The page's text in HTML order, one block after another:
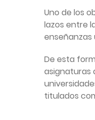
Uno de los
lazos entre
enseñanzas
De esta
asignaturas
titulados